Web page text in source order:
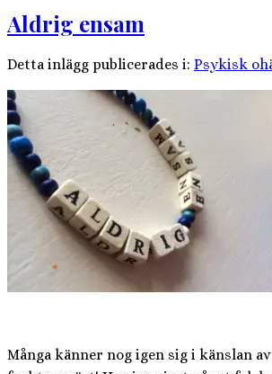
Aldrig ensam
Detta inlägg publicerades i: Psykisk
Många känner nog igen sig i känslan